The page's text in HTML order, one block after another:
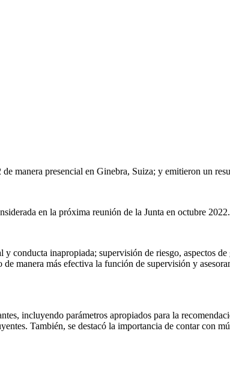
manera presencial en Ginebra, Suiza; y emitieron un
en la próxima reunión de la Junta en octubre 2022.
inapropiada; supervisión de riesgo, aspectos de
manera más efectiva la función de supervisión y
incluyendo parámetros apropiados para la
También, se destacó la importancia de contar con